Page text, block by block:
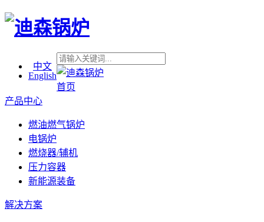
中文
English
首页
产品中心
燃油燃气锅炉
电锅炉
燃烧器/辅机
压力容器
新能源装备
解决方案